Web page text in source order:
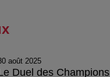
août 2025
Duel des Champions